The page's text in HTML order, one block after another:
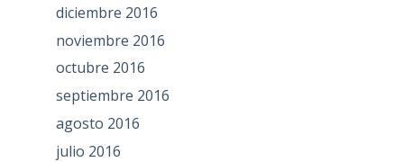
diciembre 2016
noviembre 2016
octubre 2016
septiembre 2016
agosto 2016
julio 2016